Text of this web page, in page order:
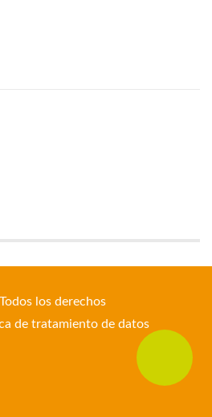
los derechos
de tratamiento de datos